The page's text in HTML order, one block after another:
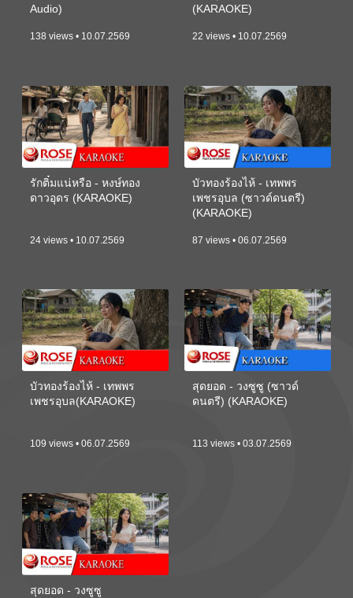
Audio)
138 views • 10.07.2569
(KARAOKE)
22 views • 10.07.2569
รักติ๋มแน่หรือ - หงษ์ทอง
ดาวอุดร (KARAOKE)
24 views • 10.07.2569
บัวทองร้องไห้ - เทพพร
เพชรอุบล (ซาวด์ดนตรี)
(KARAOKE)
87 views • 06.07.2569
บัวทองร้องไห้ - เทพพร
เพชรอุบล(KARAOKE)
109 views • 06.07.2569
สุดยอด - วงซูซู (ซาวด์
ดนตรี) (KARAOKE)
113 views • 03.07.2569
สุดยอด - วงซูซู